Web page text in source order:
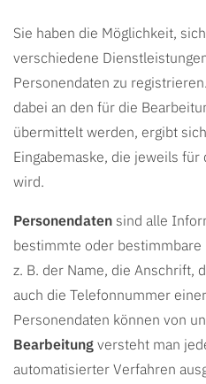
Sie haben die Möglichkeit,
verschiedene
Personendaten zu
dabei an den für die
übermittelt werden, ergibt
Eingabemaske, die jeweils
wird.
Personendaten sind alle
bestimmte oder bestimmbare
z. B. der Name, die Anschrift,
auch die Telefonnummer
Personendaten können von
Bearbeitung versteht man
automatisierter Verfahren